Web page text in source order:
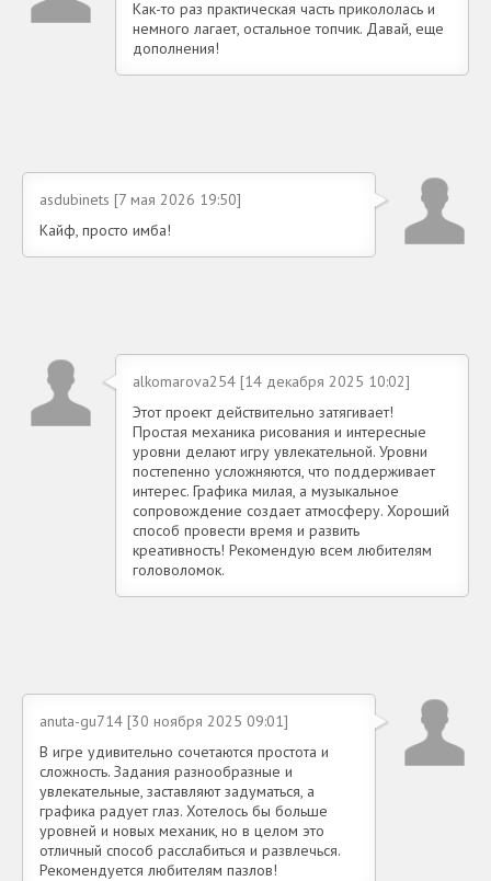
Как-то раз практическая часть прикололась и
немного лагает, остальное топчик. Давай, еще
дополнения!
asdubinets [7 мая 2026 19:50]
Кайф, просто имба!
alkomarova254 [14 декабря 2025 10:02]
Этот проект действительно затягивает!
Простая механика рисования и интересные
уровни делают игру увлекательной. Уровни
постепенно усложняются, что поддерживает
интерес. Графика милая, а музыкальное
сопровождение создает атмосферу. Хороший
способ провести время и развить
креативность! Рекомендую всем любителям
головоломок.
anuta-gu714 [30 ноября 2025 09:01]
В игре удивительно сочетаются простота и
сложность. Задания разнообразные и
увлекательные, заставляют задуматься, а
графика радует глаз. Хотелось бы больше
уровней и новых механик, но в целом это
отличный способ расслабиться и развлечься.
Рекомендуется любителям пазлов!